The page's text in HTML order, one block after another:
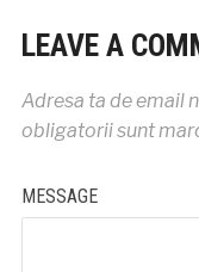
LEAVE A
Adresa ta de email
obligatorii sunt
MESSAGE